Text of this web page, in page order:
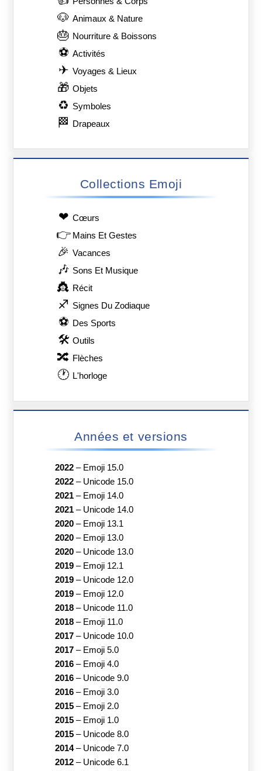
🐶 Animaux & Nature
🎂 Nourriture & Boissons
⚽ Activités
✈ Voyages & Lieux
🎁 Objets
♻ Symboles
🏁 Drapeaux
Collections Emoji
❤ Сœurs
👉 Mains Et Gestes
🎉 Vacances
🎶 Sons Et Musique
👸 Récit
♐ Signes Du Zodiaque
⚽ Des Sports
🛠 Outils
🔀 Flèches
🕐 L'horloge
Années et versions
2022– Emoji 15.0
2022– Unicode 15.0
2021– Emoji 14.0
2021– Unicode 14.0
2020– Emoji 13.1
2020– Emoji 13.0
2020– Unicode 13.0
2019– Emoji 12.1
2019– Unicode 12.0
2019– Emoji 12.0
2018– Unicode 11.0
2018– Emoji 11.0
2017– Unicode 10.0
2017– Emoji 5.0
2016– Emoji 4.0
2016– Unicode 9.0
2016– Emoji 3.0
2015– Emoji 2.0
2015– Emoji 1.0
2015– Unicode 8.0
2014– Unicode 7.0
2012– Unicode 6.1